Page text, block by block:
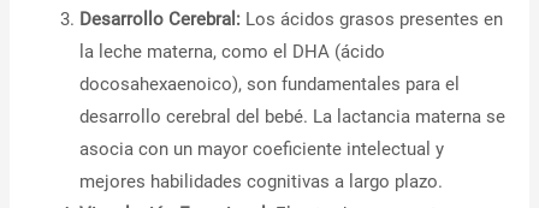
Desarrollo Cerebral: Los ácidos grasos presentes en
la leche materna, como el DHA (ácido
docosahexaenoico), son fundamentales para el
desarrollo cerebral del bebé. La lactancia materna se
asocia con un mayor coeficiente intelectual y
mejores habilidades cognitivas a largo plazo.